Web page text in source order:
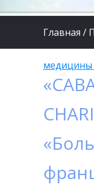
Главная /
медицины